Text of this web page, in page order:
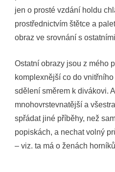
jen o prosté vzdání holdu
prostřednictvím štětce a
obraz ve srovnání s
Ostatní obrazy jsou z mého
komplexnější co do
sdělení směrem k divákovi.
mnohovrstevnatější a
spřádat jiné příběhy, než
popiskách, a nechat volný
– viz. ta má o ženách